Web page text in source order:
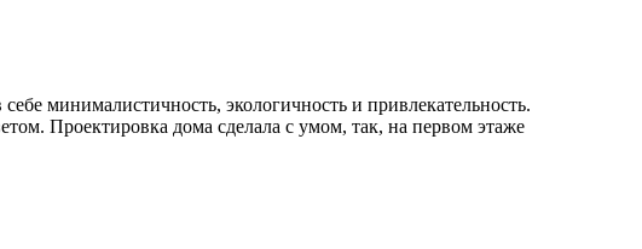
минималистичность, экологичность и привлекательность.
Проектировка дома сделала с умом, так, на первом этаже